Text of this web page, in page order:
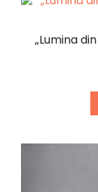
„Lumina